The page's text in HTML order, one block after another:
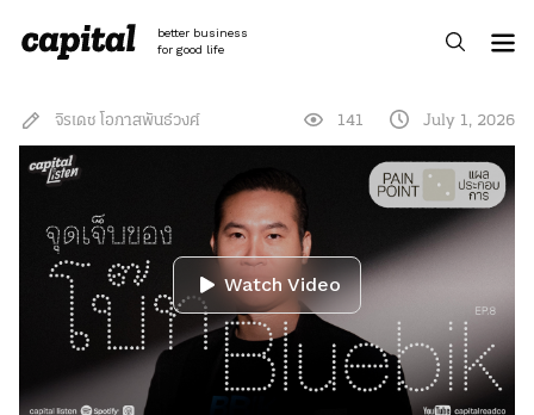
content
better business
for good life
จิรเดช โอภาสพันธ์วงศ์ 141 July 1, 2026
Watch Video